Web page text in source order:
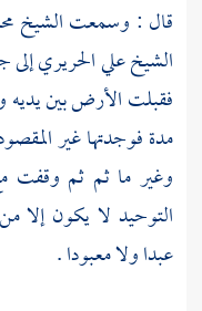
قال : وسمعتالشيخ
الشيخ علي الحريريإلى
فقبلت الأرض بين
مدة فوجدتها غير
وغير ما ثم ثم وقفت
التوحيد لا يكون
عبدا ولا معبودا .